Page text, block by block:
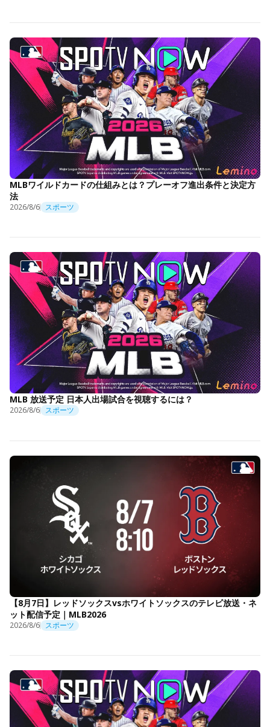
MLBワイルドカードの仕組みとは？プレーオフ進出条件と決定方
法
2026/8/6 スポーツ
MLB 放送予定 日本人出場試合を視聴するには？
2026/8/6 スポーツ
【8月7日】レッドソックスvsホワイトソックスのテレビ放送・ネ
ット配信予定｜MLB2026
2026/8/6 スポーツ